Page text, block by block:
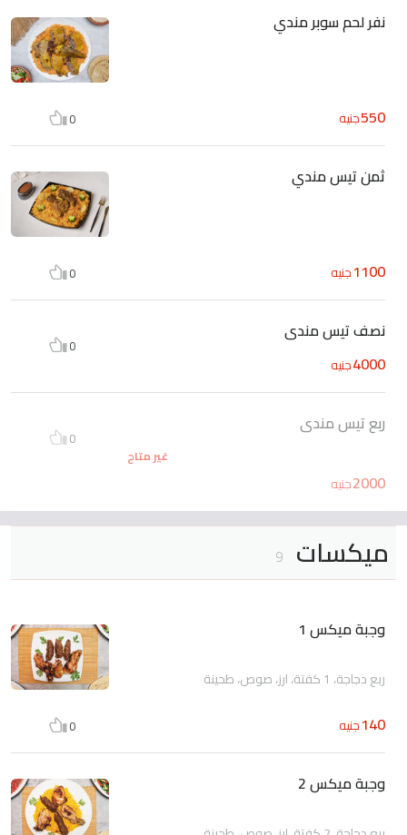
نفر لحم سوبر مندي
550جنيه 0
ثمن تيس مندي
1100جنيه 0
نصف تيس مندى
4000جنيه
0
ربع تيس مندى
غير متاح
2000جنيه
0
ميكسات 9
وجبة ميكس 1
ربع دجاجة، 1 كفتة، ارز، صوص، طحينة
140جنيه 0
وجبة ميكس 2